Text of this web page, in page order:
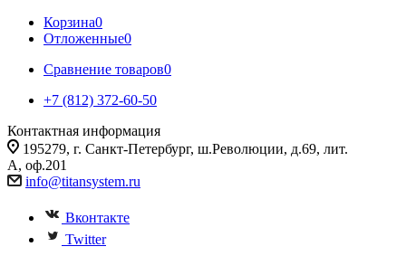
Корзина0
Отложенные0
Сравнение товаров0
+7 (812) 372-60-50
Контактная информация
195279, г. Санкт-Петербург, ш.Революции, д.69, лит.
А, оф.201
info@titansystem.ru
Вконтакте
Twitter